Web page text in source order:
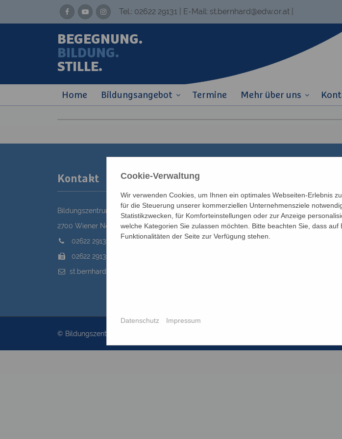
Tel.: 02622 29131 | E-Mail: st.bernhard@edw.or.at
BEGEGNUNG.
BILDUNG.
STILLE.
Home Bildungsangebot Termine Mehr über uns
Kontakt
Bildungszentrum St. Bernhard der Erzdiözese Wien
2700 Wiener Neustadt, Domplatz 1
02622 29131
02622 29131-5040
st.bernhard@edw.or.at
Newsletter
Förderverein
Anreise
© Bildungszentrum St.Bernhard 2026
Cookie-Verwaltung
Wir verwenden Cookies, um Ihnen ein optimales Webseiten-Erlebnis
für die Steuerung unserer kommerziellen Unternehmensziele
Statistikzwecken, für Komforteinstellungen oder zur Anzeige
welche Kategorien Sie zulassen möchten. Bitte beachten Sie, dass
Funktionalitäten der Seite zur Verfügung stehen.
Datenschutz Impressum